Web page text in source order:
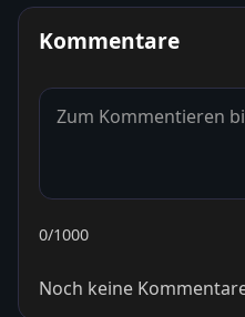
Kommentare
0/1000
Noch keine